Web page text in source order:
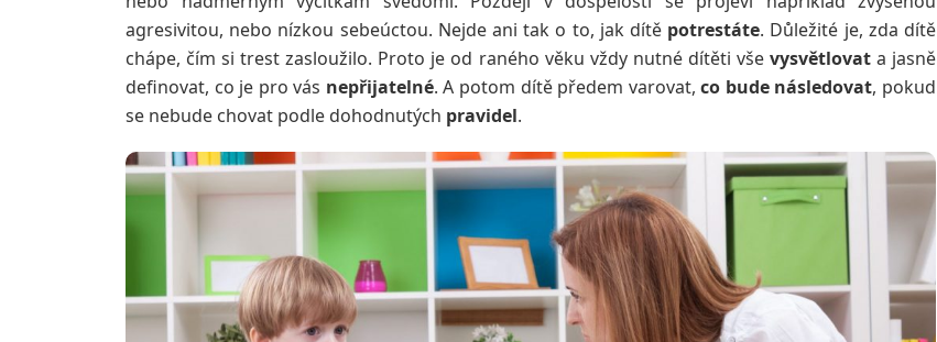
agresivitou, nebo nízkou sebeúctou. Nejde ani tak o to, jak dítě potrestáte. Důležité je, zda dítě
chápe, čím si trest zasloužilo. Proto je od raného věku vždy nutné dítěti vše vysvětlovat a jasně
definovat, co je pro vás nepřijatelné. A potom dítě předem varovat,co bude následovat, pokud
se nebude chovat podle dohodnutých pravidel.